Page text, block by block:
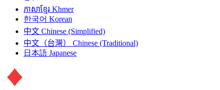
ភាសាខ្មែរ Khmer
한국어 Korean
中文 Chinese (Simplified)
中文（台灣）
Chinese (Traditional)
日本語 Japanese